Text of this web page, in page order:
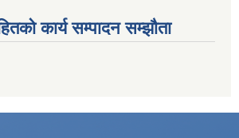
कार्य सम्पादन सम्झौता